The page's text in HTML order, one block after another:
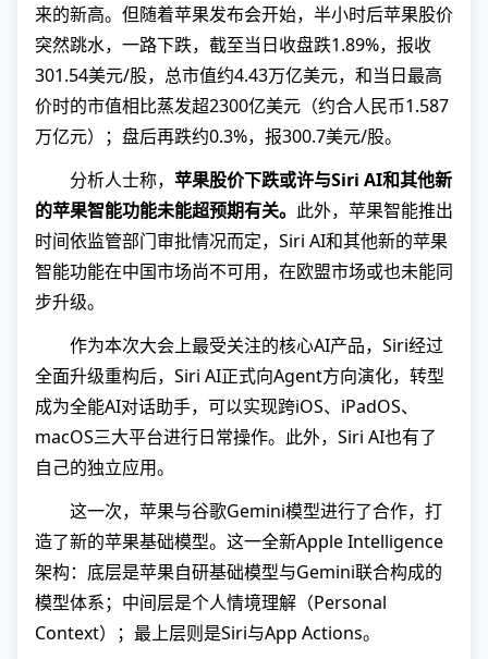
来的新高。但随着苹果发布会开始，半小时后苹果股价
突然跳水，一路下跌，截至当日收盘跌1.89%，报收
301.54美元/股，总市值约4.43万亿美元，和当日最高
价时的市值相比蒸发超2300亿美元（约合人民币1.587
万亿元）；盘后再跌约0.3%，报300.7美元/股。
分析人士称， 苹果股价下跌或许与Siri AI和其他新
的苹果智能功能未能超预期有关。 此外，苹果智能推出
时间依监管部门审批情况而定，Siri AI和其他新的苹果
智能功能在中国市场尚不可用，在欧盟市场或也未能同
步升级。
作为本次大会上最受关注的核心AI产品，Siri经过
全面升级重构后，Siri AI正式向Agent方向演化，转型
成为全能AI对话助手，可以实现跨iOS、iPadOS、
macOS三大平台进行日常操作。此外，Siri AI也有了
自己的独立应用。
这一次，苹果与谷歌Gemini模型进行了合作，打
造了新的苹果基础模型。这一全新Apple Intelligence
架构：底层是苹果自研基础模型与Gemini联合构成的
模型体系；中间层是个人情境理解（Personal
Context）；最上层则是Siri与App Actions。